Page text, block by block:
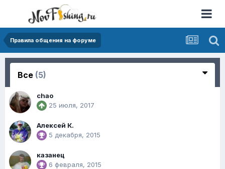
Правила общения на форуме
Все (5)
chao
25 июля, 2017
Алексей К.
5 декабря, 2015
казанец
6 февраля, 2015